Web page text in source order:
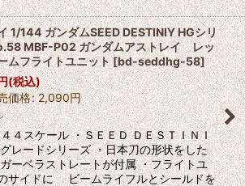
1/144 ガンダムSEED DESTINIY HGシリ
MBF-P02 ガンダムアストレイ レッ
ムフライトユニット[bd-seddhg-58]
(税込)
価格: 2,090円
４スケール ・ＳＥＥＤ ＤＥＳＴＩＮＩ
レードシリーズ ・日本刀の形状をした
ベラストレートが付属 ・フライトユ
サイドに ビームライフルとシールドを